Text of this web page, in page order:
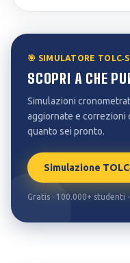
🎯 SIMULATORE
SCOPRI A CHE
Simulazioni
aggiornate e correzioni
quanto sei pronto.
Simulazione
Gratis · 100.000+ studenti